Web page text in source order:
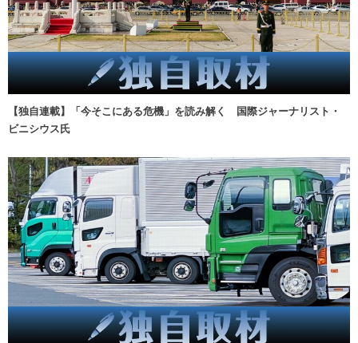
【独自連載】「今そこにある危機」を読み解く 国際ジャーナリスト・
ビニシウス氏